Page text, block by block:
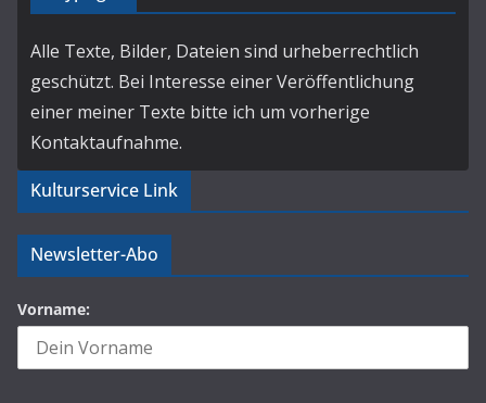
Alle Texte, Bilder, Dateien sind urheberrechtlich
geschützt. Bei Interesse einer Veröffentlichung
einer meiner Texte bitte ich um vorherige
Kontaktaufnahme.
Kulturservice Link
Newsletter-Abo
Vorname: